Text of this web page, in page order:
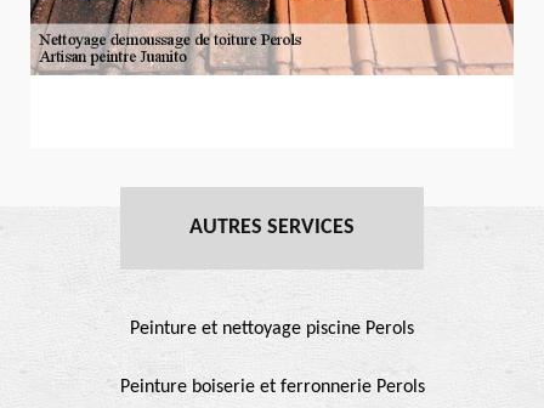
AUTRES SERVICES
Peinture et nettoyage piscine Perols
Peinture boiserie et ferronnerie Perols